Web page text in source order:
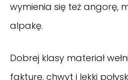
wymienia się też angorę,
alpakę.
Dobrej klasy materiał
fakturę, chwyt i lekki